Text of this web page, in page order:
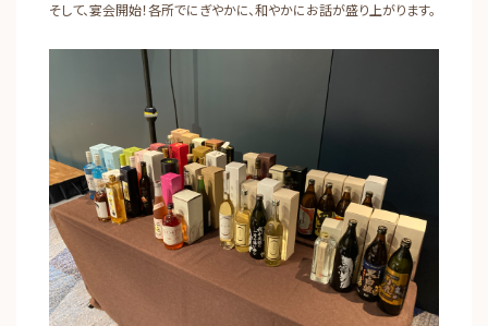
そして、宴会開始！各所でにぎやかに、和やかにお話が盛り上がります。